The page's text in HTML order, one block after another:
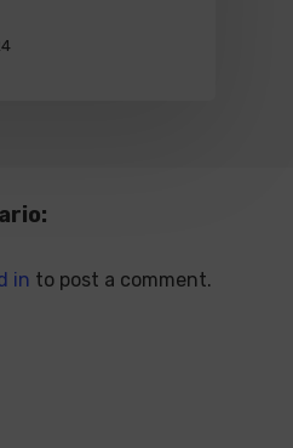
in to post a comment.